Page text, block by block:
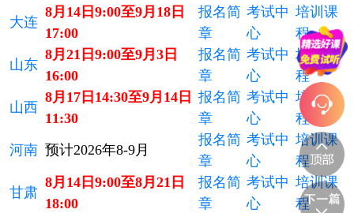
大连
8月14日9:00至9月18日
17:00
报名简
章
考试中
心
培训课
程
山东
8月21日9:00至9月3日
16:00
报名简
章
考试中
心
培训课
程
山西
8月17日14:30至9月14日
11:30
报名简
章
考试中
心
培训课
程
河南 预计2026年8-9月
报名简
章
考试中
心
培训课
程
甘肃
8月14日9:00至8月21日
18:00
报名简
章
考试中
心
培训课
程